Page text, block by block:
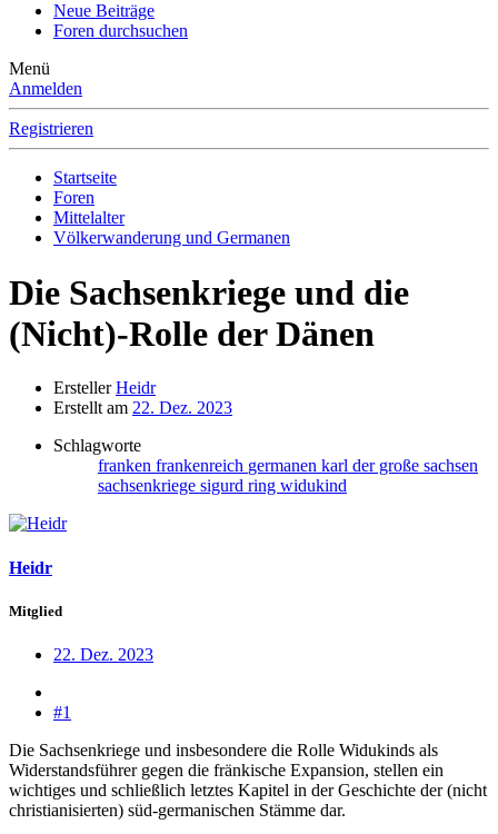
Neue Beiträge
Foren durchsuchen
Menü
Anmelden
Registrieren
Startseite
Foren
Mittelalter
Völkerwanderung und Germanen
Die Sachsenkriege und die
(Nicht)-Rolle der Dänen
Ersteller Heidr
Erstellt am 22. Dez. 2023
Schlagworte
franken frankenreich germanen karl der große sachsen
sachsenkriege sigurd ring widukind
Heidr
Mitglied
22. Dez. 2023
#1
Die Sachsenkriege und insbesondere die Rolle Widukinds als
Widerstandsführer gegen die fränkische Expansion, stellen ein
wichtiges und schließlich letztes Kapitel in der Geschichte der (nicht
christianisierten) süd-germanischen Stämme dar.